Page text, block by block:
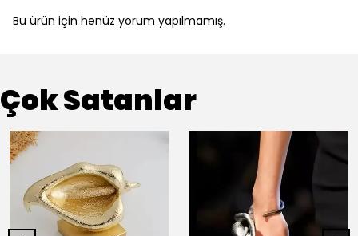
Bu ürün için henüz yorum yapılmamış.
Çok Satanlar